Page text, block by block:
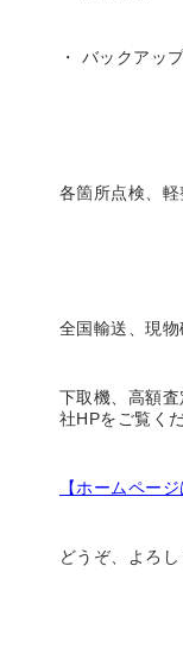
・ バックアッ
各箇所点検、軽
全国輸送、現物
下取機、高額
社HPをご覧くだ
【ホームページ
どうぞ、よろし